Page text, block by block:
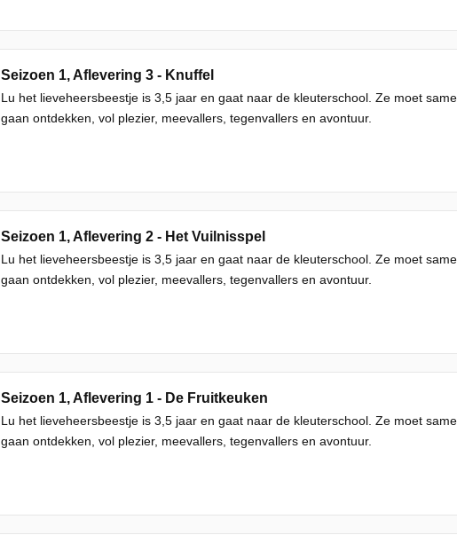
Seizoen 1, Aflevering 3 - Knuffel
Lu het lieveheersbeestje is 3,5 jaar en gaat naar de kleuterschool. Ze moet
gaan ontdekken, vol plezier, meevallers, tegenvallers en avontuur.
Seizoen 1, Aflevering 2 - Het Vuilnisspel
Lu het lieveheersbeestje is 3,5 jaar en gaat naar de kleuterschool. Ze moet
gaan ontdekken, vol plezier, meevallers, tegenvallers en avontuur.
Seizoen 1, Aflevering 1 - De Fruitkeuken
Lu het lieveheersbeestje is 3,5 jaar en gaat naar de kleuterschool. Ze moet
gaan ontdekken, vol plezier, meevallers, tegenvallers en avontuur.